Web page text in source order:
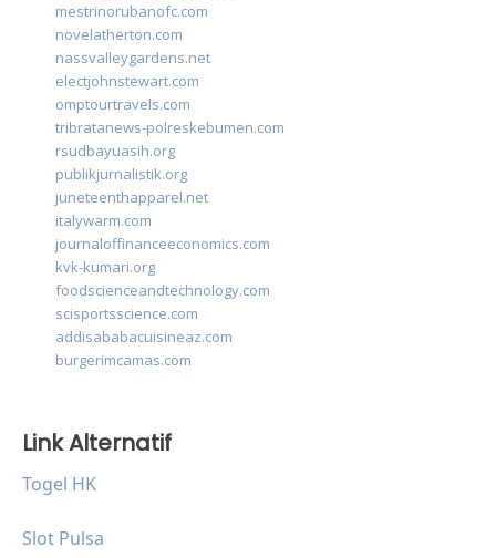
mestrinorubanofc.com
novelatherton.com
nassvalleygardens.net
electjohnstewart.com
omptourtravels.com
tribratanews-polreskebumen.com
rsudbayuasih.org
publikjurnalistik.org
juneteenthapparel.net
italywarm.com
journaloffinanceeconomics.com
kvk-kumari.org
foodscienceandtechnology.com
scisportsscience.com
addisababacuisineaz.com
burgerimcamas.com
Link Alternatif
Togel HK
Slot Pulsa